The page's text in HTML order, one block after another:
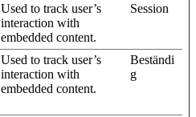
Used to track user’s
interaction with
embedded content.
Session
Used to track user’s
interaction with
embedded content.
Beständi
g